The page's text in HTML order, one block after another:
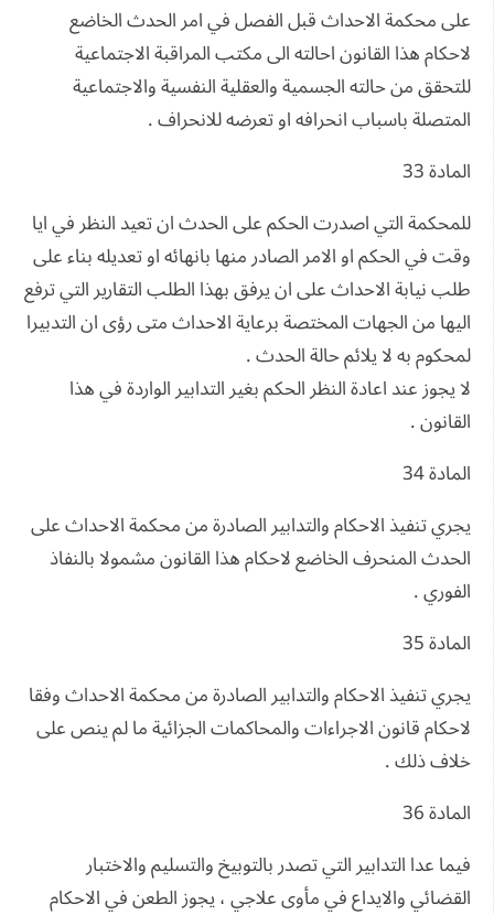
على محكمة الاحداث قبل الفصل في امر الحدث الخاضع
لاحكام هذا القانون احالته الى مكتب المراقبة الاجتماعية
للتحقق من حالته الجسمية والعقلية النفسية والاجتماعية
المتصلة باسباب انحرافه او تعرضه للانحراف .
المادة 33
للمحكمة التي اصدرت الحكم على الحدث ان تعيد النظر في ايا
وقت في الحكم او الامر الصادر منها بانهائه او تعديله بناء على
طلب نيابة الاحداث على ان يرفق بهذا الطلب التقارير التي ترفع
اليها من الجهات المختصة برعاية الاحداث متى رؤى ان التدبيرا
لمحكوم به لا يلائم حالة الحدث .
لا يجوز عند اعادة النظر الحكم بغير التدابير الواردة في هذا
القانون .
المادة 34
يجري تنفيذ الاحكام والتدابير الصادرة من محكمة الاحداث على
الحدث المنحرف الخاضع لاحكام هذا القانون مشمولا بالنفاذ
الفوري .
المادة 35
يجري تنفيذ الاحكام والتدابير الصادرة من محكمة الاحداث وفقا
لاحكام قانون الاجراءات والمحاكمات الجزائية ما لم ينص على
خلاف ذلك .
المادة 36
فيما عدا التدابير التي تصدر بالتوبيخ والتسليم والاختبار
القضائي والايداع في مأوى علاجي ، يجوز الطعن في الاحكام